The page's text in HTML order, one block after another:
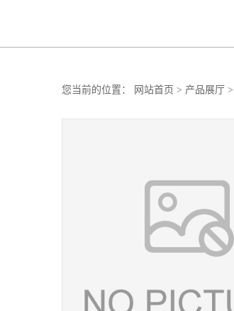
您当前的位置： 网站首页 > 产品展厅 >